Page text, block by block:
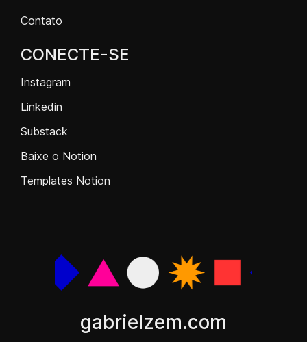
Contato
CONECTE-SE
Instagram
Linkedin
Substack
Baixe o Notion
Templates Notion
gabrielzem.com